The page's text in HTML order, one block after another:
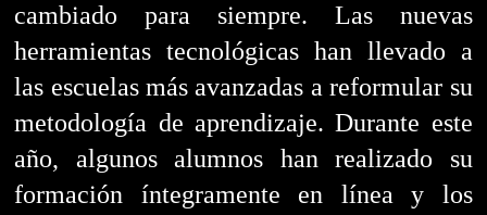
cambiado para siempre. Las nuevas
herramientas tecnológicas han llevado a
las escuelas más avanzadas a reformular su
metodología de aprendizaje. Durante este
año, algunos alumnos han realizado su
formación íntegramente en línea y los